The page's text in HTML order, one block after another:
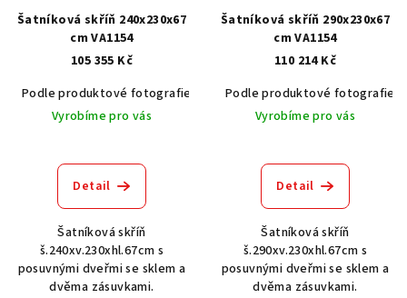
Šatníková skříň 240x230x67
cm VA1154
105 355 Kč
Podle produktové fotografie
Akát vintage BT1551
Dub světlý
Vyrobíme pro vás
Detail
Šatníková skříň
š.240xv.230xhl.67cm s
posuvnými dveřmi se sklem a
dvěma zásuvkami.
Šatníková skříň 290x230x67
cm VA1154
110 214 Kč
Podle produktové fotografie
Vyrobíme pro vás
Detail
Šatníková skříň
š.290xv.230xhl.67cm s
posuvnými dveřmi se sklem a
dvěma zásuvkami.